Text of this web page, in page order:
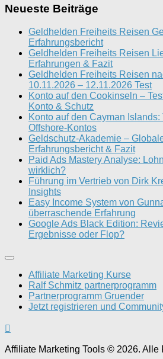
Neueste Beiträge
Geldhelden Freiheits Reisen
Erfahrungsbericht
Geldhelden Freiheits Reisen
Erfahrungen & Fazit
Geldhelden Freiheits Reisen
10.11.2026 – 12.11.2026 Test
Konto auf den Cookinseln –
Konto & Schutz
Konto auf den Cayman Islands:
Offshore-Kontos
Geldschutz-Akademie –
Erfahrungsbericht & Fazit
Paid Ads Mastery Analyse:
wirklich?
Führung im Vertrieb von Dirk
Insights
Easy Income System von
überraschende Erfahrung
Google Ads Black Edition:
Ergebnisse oder Flop?
Affiliate Marketing Kurse
Ralf Schmitz partnerprogramm
Partnerprogramm Gruender
Jetzt registrieren und
Affiliate Marketing Tools © 2026. Alle